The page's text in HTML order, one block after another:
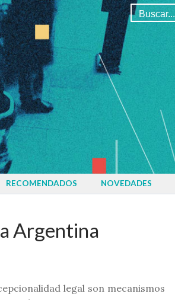
RECOMENDADOS NOVEDADES
Argentina
legal son mecanismos